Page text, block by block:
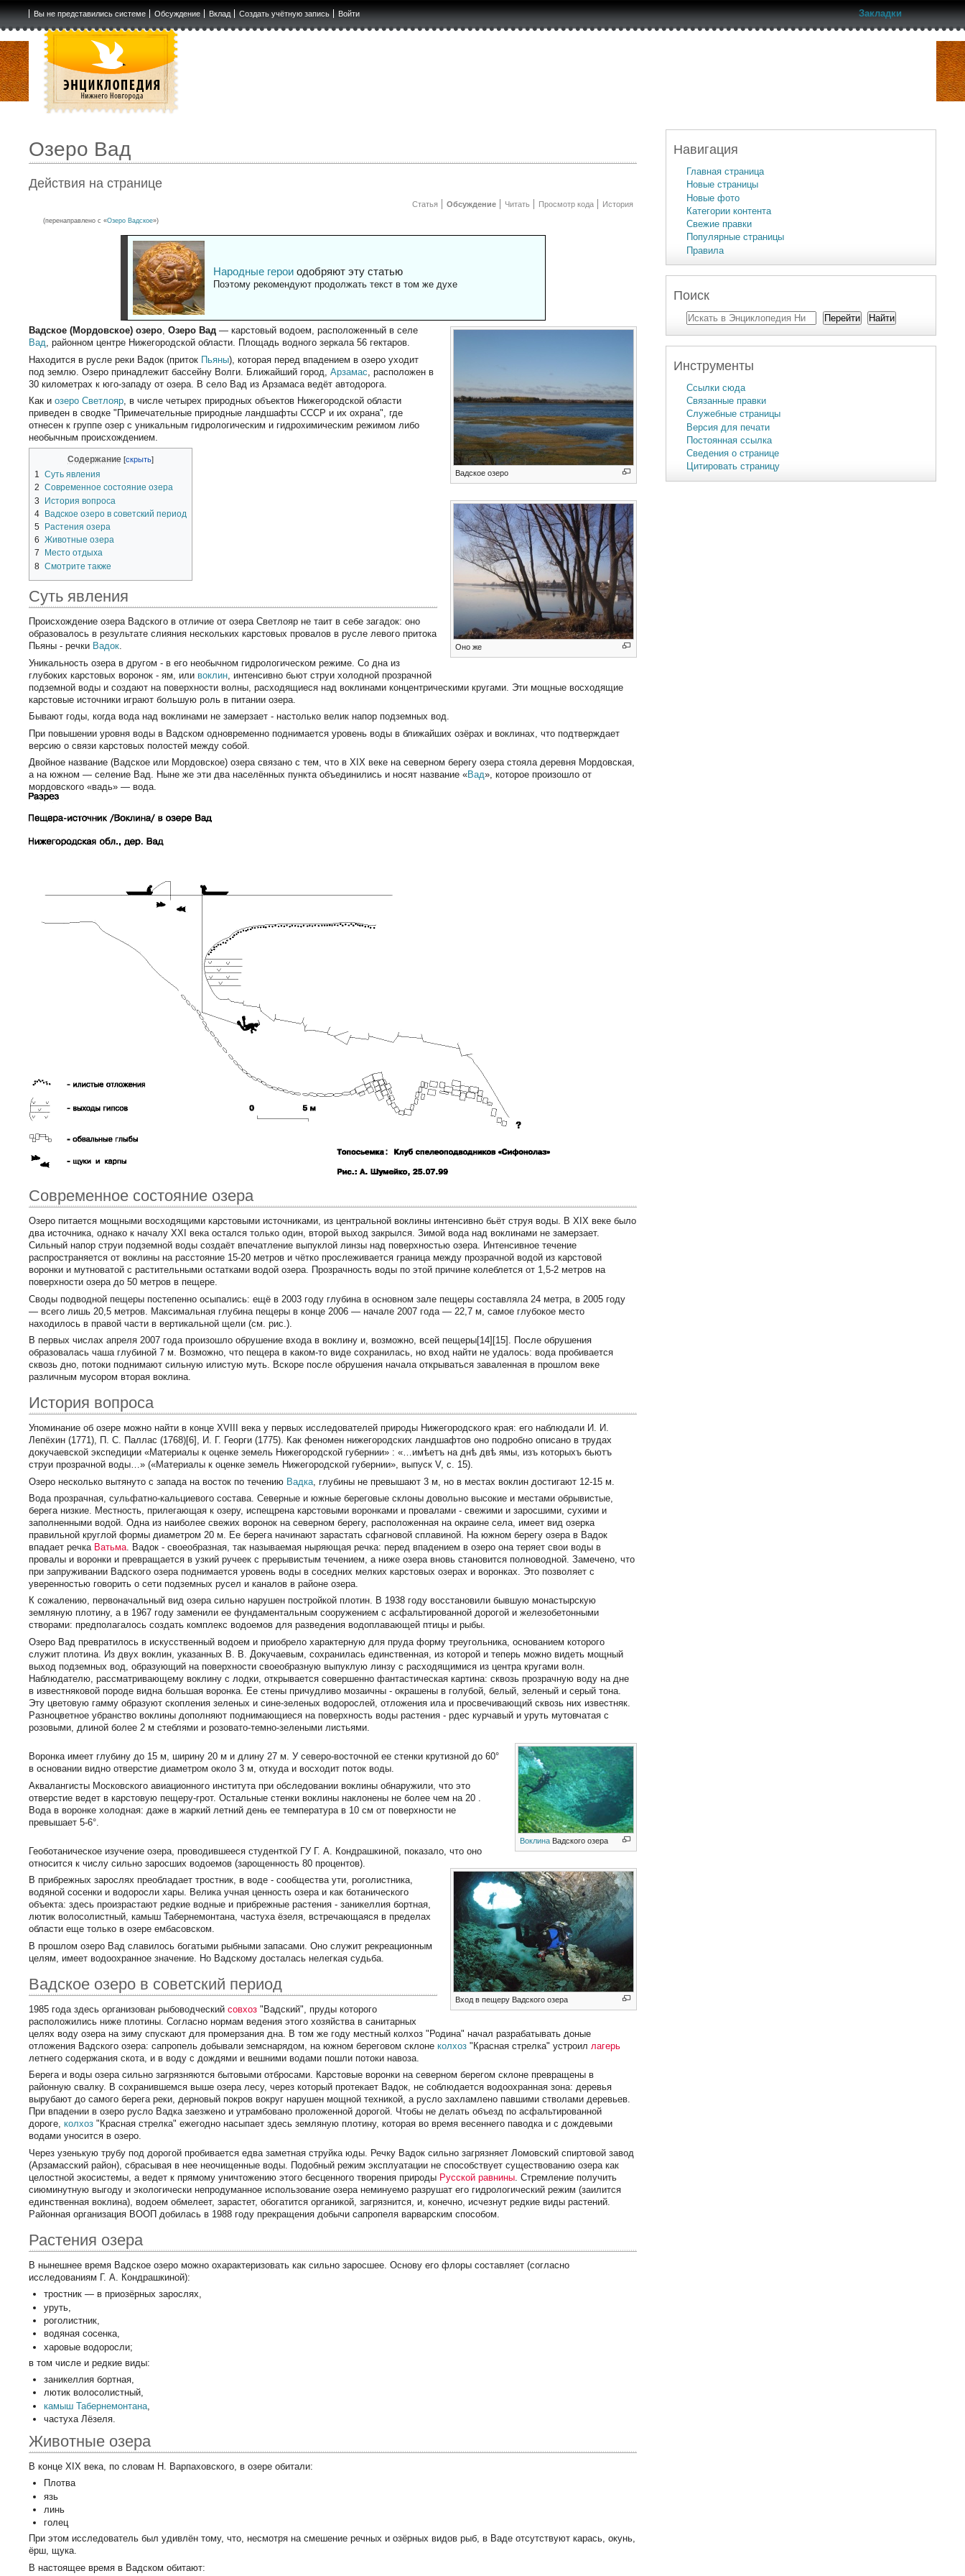
Вы не представились системе Обсуждение Вклад Создать учётную запись Войти Закладки
Озеро Вад
Действия на странице
Статья Обсуждение Читать Просмотр кода История
(перенаправлено с «Озеро Вадское»)
Народные героиодобряют эту статью
Поэтому рекомендуют продолжать текст в том же духе
Вадское озеро
Оно же
Вадское (Мордовское) озеро,Озеро Вад — карстовый водоем, расположенный в селе
Вад, районном центре Нижегородской области. Площадь водного зеркала 56 гектаров.
Находится в русле реки Вадок (приток Пьяны), которая перед впадением в озеро уходит
под землю. Озеро принадлежит бассейну Волги. Ближайший город,Арзамас , расположен в
30 километрах к юго-западу от озера. В село Вад из Арзамаса ведёт автодорога.
Как иозеро Светлояр, в числе четырех природных объектов Нижегородской области
приведен в сводке "Примечательные природные ландшафты СССР и их охрана", где
отнесен к группе озер с уникальным гидрологическим и гидрохимическим режимом либо
необычным происхождением.
Содержание
1 Суть явления
2 Современное состояние озера
3
История вопроса
4 Вадское озеро в советский период
5
Растения озера
6 Животные озера
7
Место отдыха
8 Смотрите также
Суть явления
Происхождение озера Вадского в отличие от озера Светлояр не таит в себе загадок: оно
образовалось в результате слияния нескольких карстовых провалов в русле левого притока
Пьяны - речки Вадок.
Уникальность озера в другом - в его необычном гидрологическом режиме. Со дна из
глубоких карстовых воронок - ям, или воклин , интенсивно бьют струи холодной прозрачной
подземной воды и создают на поверхности волны, расходящиеся над воклинами концентрическими кругами. Эти мощные восходящие
карстовые источники играют большую роль в питании озера.
Бывают годы, когда вода над воклинами не замерзает - настолько велик напор подземных вод.
При повышении уровня воды в Вадском одновременно поднимается уровень воды в ближайших озёрах и воклинах, что подтверждает
версию о связи карстовых полостей между собой.
Двойное название (Вадское или Мордовское) озера связано с тем, что в XIX веке на северном берегу озера стояла деревня Мордовская,
а на южном — селение Вад. Ныне же эти два населённых пункта объединились и носят название «Вад», которое произошло от
мордовского «вадь» — вода.
Современное состояние озера
Озеро питается мощными восходящими карстовыми источниками, из центральной воклины интенсивно бьёт струя воды. В XIX веке было
два источника, однако к началу XXI века остался только один, второй выход закрылся. Зимой вода над воклинами не замерзает.
Сильный напор струи подземной воды создаёт впечатление выпуклой линзы над поверхностью озера. Интенсивное течение
распространяется от воклины на расстояние 15-20 метров и чётко прослеживается граница между прозрачной водой из карстовой
воронки и мутноватой с растительными остатками водой озера. Прозрачность воды по этой причине колеблется от 1,5-2 метров на
поверхности озера до 50 метров в пещере.
Своды подводной пещеры постепенно осыпались: ещё в 2003 году глубина в основном зале пещеры составляла 24 метра, в 2005 году
— всего лишь 20,5 метров. Максимальная глубина пещеры в конце 2006 — начале 2007 года — 22,7 м, самое глубокое место
находилось в правой части в вертикальной щели (см. рис.).
В первых числах апреля 2007 года произошло обрушение входа в воклину и, возможно, всей пещеры[14][15]. После обрушения
образовалась чаша глубиной 7 м. Возможно, что пещера в каком-то виде сохранилась, но вход найти не удалось: вода пробивается
сквозь дно, потоки поднимают сильную илистую муть. Вскоре после обрушения начала открываться заваленная в прошлом веке
различным мусором вторая воклина.
История вопроса
Упоминание об озере можно найти в конце XVIII века у первых исследователей природы Нижегородского края: его наблюдали И. И.
Лепёхин (1771), П. С. Паллас (1768)[6], И. Г. Георги (1775). Как феномен нижегородских ландшафтов оно подробно описано в трудах
докучаевской экспедиции «Материалы к оценке земель Нижегородской губернии» : «…имѣетъ на днѣ двѣ ямы, изъ которыхъ бьютъ
струи прозрачной воды…» («Материалы к оценке земель Нижегородской губернии», выпуск V, с. 15).
Озеро несколько вытянуто с запада на восток по течению Вадка , глубины не превышают 3 м, но в местах воклин достигают 12-15 м.
Вода прозрачная, сульфатно-кальциевого состава. Северные и южные береговые склоны довольно высокие и местами обрывистые,
берега низкие. Местность, прилегающая к озеру, испещрена карстовыми воронками и провалами - свежими и заросшими, сухими и
заполненными водой. Одна из наиболее свежих воронок на северном берегу, расположенная на окраине села, имеет вид озерка
правильной круглой формы диаметром 20 м. Ее берега начинают зарастать сфагновой сплавиной. На южном берегу озера в Вадок
впадает речка Ватьма. Вадок - своеобразная, так называемая ныряющая речка: перед впадением в озеро она теряет свои воды в
провалы и воронки и превращается в узкий ручеек с прерывистым течением, а ниже озера вновь становится полноводной. Замечено, что
при запруживании Вадского озера поднимается уровень воды в соседних мелких карстовых озерах и воронках. Это позволяет с
уверенностью говорить о сети подземных русел и каналов в районе озера.
К сожалению, первоначальный вид озера сильно нарушен постройкой плотин. В 1938 году восстановили бывшую монастырскую
земляную плотину, а в 1967 году заменили ее фундаментальным сооружением с асфальтированной дорогой и железобетонными
створами: предполагалось создать комплекс водоемов для разведения водоплавающей птицы и рыбы.
Озеро Вад превратилось в искусственный водоем и приобрело характерную для пруда форму треугольника, основанием которого
служит плотина. Из двух воклин, указанных В. В. Докучаевым, сохранилась единственная, из которой и теперь можно видеть мощный
выход подземных вод, образующий на поверхности своеобразную выпуклую линзу с расходящимися из центра кругами волн.
Наблюдателю, рассматривающему воклину с лодки, открывается совершенно фантастическая картина: сквозь прозрачную воду на дне
в известняковой породе видна большая воронка. Ее стены причудливо мозаичны - окрашены в голубой, белый, зеленый и серый тона.
Эту цветовую гамму образуют скопления зеленых и сине-зеленых водорослей, отложения ила и просвечивающий сквозь них известняк.
Разноцветное убранство воклины дополняют поднимающиеся на поверхность воды растения - рдес курчавый и уруть мутовчатая с
розовыми, длиной более 2 м стеблями и розовато-темно-зелеными листьями.
Воклина Вадского озера
Вход в пещеру Вадского озера
Воронка имеет глубину до 15 м, ширину 20 м и длину 27 м. У северо-восточной ее стенки крутизной до 60°
в основании видно отверстие диаметром около 3 м, откуда и восходит поток воды.
Аквалангисты Московского авиационного института при обследовании воклины обнаружили, что это
отверстие ведет в карстовую пещеру-грот. Остальные стенки воклины наклонены не более чем на 20 .
Вода в воронке холодная: даже в жаркий летний день ее температура в 10 см от поверхности не
превышает 5-6°.
Геоботаническое изучение озера, проводившееся студенткой ГУ Г. А. Кондрашкиной, показало, что оно
относится к числу cильно заросших водоемов (зарощенность 80 процентов).
В прибрежных зарослях преобладает тростник, в воде - сообщества ути, роголистника,
водяной сосенки и водоросли хары. Велика учная ценность озера и как ботанического
объекта: здесь произрастают редкие водные и прибрежные растения - заникеллия бортная,
лютик волосолистный, камыш Табернемонтана, частуха ёзеля, встречающаяся в пределах
области еще только в озере ембасовском.
В прошлом озеро Вад славилось богатыми рыбными запасами. Оно служит рекреационным
целям, имеет водоохранное значение. Но Вадскому досталась нелегкая судьба.
Вадское озеро в советский период
1985 года здесь организован рыбоводческийсовхоз "Вадский", пруды которого
расположились ниже плотины. Согласно нормам ведения этого хозяйства в санитарных
целях воду озера на зиму спускают для промерзания дна. В том же году местный колхоз "Родина" начал разрабатывать доные
отложения Вадского озера: сапропель добывали земснарядом, на южном береговом склонеколхоз "Красная стрелка" устроиллагерь
летнего содержания скота, и в воду с дождями и вешними водами пошли потоки навоза.
Берега и воды озера сильно загрязняются бытовыми отбросами. Карстовые воронки на северном берегом склоне превращены в
районную свалку. В сохранившемся выше озера лесу, через который протекает Вадок, не соблюдается водоохранная зона: деревья
вырубают до самого берега реки, дерновый покров вокруг нарушен мощной техникой, а русло захламлено павшими стволами деревьев.
При впадении в озеро русло Вадка заезжено и утрамбовано проложенной дорогой. Чтобы не делать объезд по асфальтированной
дороге,колхоз "Красная стрелка" ежегодно насыпает здесь земляную плотину, которая во время весеннего паводка и с дождевыми
водами уносится в озеро.
Через узенькую трубу под дорогой пробивается едва заметная струйка юды. Речку Вадок сильно загрязняет Ломовский спиртовой завод
(Арзамасский район), сбрасывая в нее неочищенные воды. Подобный режим эксплуатации не способствует существованию озера как
целостной экосистемы, а ведет к прямому уничтожению этого бесценного творения природы Русской равнины . Стремление получить
сиюминутную выгоду и экологически непродуманное использование озера неминуемо разрушат его гидрологический режим (заилится
единственная воклина), водоем обмелеет, зарастет, обогатится органикой, загрязнится, и, конечно, исчезнут редкие виды растений.
Районная организация ВООП добилась в 1988 году прекращения добычи сапропеля варварским способом.
Растения озера
В нынешнее время Вадское озеро можно охарактеризовать как сильно заросшее. Основу его флоры составляет (согласно
исследованиям Г. А. Кондрашкиной):
тростник — в приозёрных зарослях,
уруть,
роголистник,
водяная сосенка,
харовые водоросли;
в том числе и редкие виды:
заникеллия бортная,
лютик волосолистный,
камыш Табернемонтана,
частуха Лёзеля.
Животные озера
В конце XIX века, по словам Н. Варпаховского, в озере обитали:
Плотва
язь
линь
голец
При этом исследователь был удивлён тому, что, несмотря на смешение речных и озёрных видов рыб, в Ваде отсутствуют карась, окунь,
ёрш, щука.
В настоящее время в Вадском обитают:
Навигация
Главная страница
Новые страницы
Новые фото
Категории контента
Свежие правки
Популярные страницы
Правила
Поиск
Инструменты
Ссылки сюда
Связанные правки
Служебные страницы
Версия для печати
Постоянная ссылка
Сведения о странице
Цитировать страницу